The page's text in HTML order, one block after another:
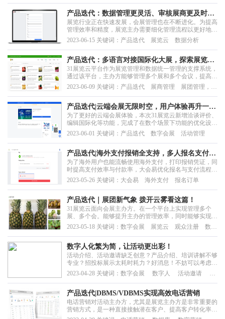
产品迭代：数据管理更灵活、审核展商更及时，
观众体验直线upup
展览行业正在快速发展，会展管理也在不断进化。为提高
管理效率和精度，展览主办需要细化管理流程以更好地掌
握展商信息。随着展览规模的扩大，处理数据的需求也日
益庞大，扩大数据处理权限可以帮助主办更好地获取和处
理数据，提升数据分析和决策能力。此外，主办也一直致
力于提升展会的用户体验，吸引更多的展商和观众参与...
2023-06-15 关键词：产品迭代 展览云 数据分析
产品迭代：多语言对接国际化大展，探索展览高
效管理
31展览云平台作为展览管理和数据统一管理的支撑系统，
通过该平台，主办方能够管理多个展和多个会议，提高管
理效率。31展览云除了提供传统的数据库管理服务、观众
注册服务、观众推广服务、展商服务、商务配对等服务
外，还提供线上办展所需的技术支持和服务。主办方可以
自行选择所需服务，并获得高性价比。同时31展览云支
持...
2023-06-09 关键词：产品迭代 展商管理 展团管理，国
产品迭代|云端会展无限时空，用户体验再升一
级！
为了更好的云端会展体验，本次31展览云新增洽谈评价、
编辑国际化等功能，完成了在数个场景下功能的优化设
计，一起随小编看看具体功能吧！
2023-06-01 关键词：产品迭代 数字会展 活动管理
产品迭代|海外支付报销全支持，多人报名支付大
优化
为了海外用户也能流畅使用海外支付，打印报销凭证，同
时提高支付效率与付款率，大会易优化报名与支付流程，
立志为海内外用户带来更好的使用体验，下面跟着小编的
介绍，一起看看有哪些优化的亮点吧！
2023-05-26 关键词：大会易 海外支付 报名订单
产品迭代｜展团新气象 拨开云雾看这篇！
31展览云面向会展主办方。在一个平台上实现管理多个
展、多个会。能够提升主办的管理效率，同时能够实现数
据统一管理。除了提供线下会展常用的的数据库管理服
务、观众注册服务、观众推广服务、展商服务、商务配对
等等，还能协助主办提供线上办展所需要的各项技术支持
及服务。是一款简单易用、高性价比，真正实现虚实融合
办...
2023-05-18 关键词：数字会展 展览云 观众注册 数据
数字人化繁为简，让活动更出彩！
活动介绍、活动邀请缺乏创意？产品介绍、培训讲解不够
专业？招投标展示太耗时耗力？好消息！不妨可以考虑用
31数字人化繁为简。
2023-04-28 关键词：数字会展 数字人 活动邀请 培
产品迭代|DBMS/VDBMS实现高效电话营销
电话营销对活动主办方，尤其是展览主办方是非常重要的
营销方式，是一种直接接触潜在客户、提高客户转化率、
降低营销成本、有利于建立客户关系以及获取更多市场信